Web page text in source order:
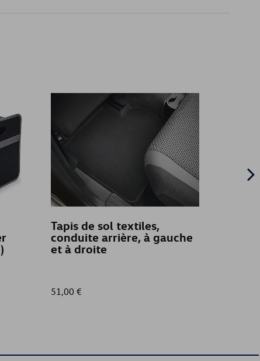
Tapis de sol textiles,
conduite arrière, à gauche
et à droite
51,00 €